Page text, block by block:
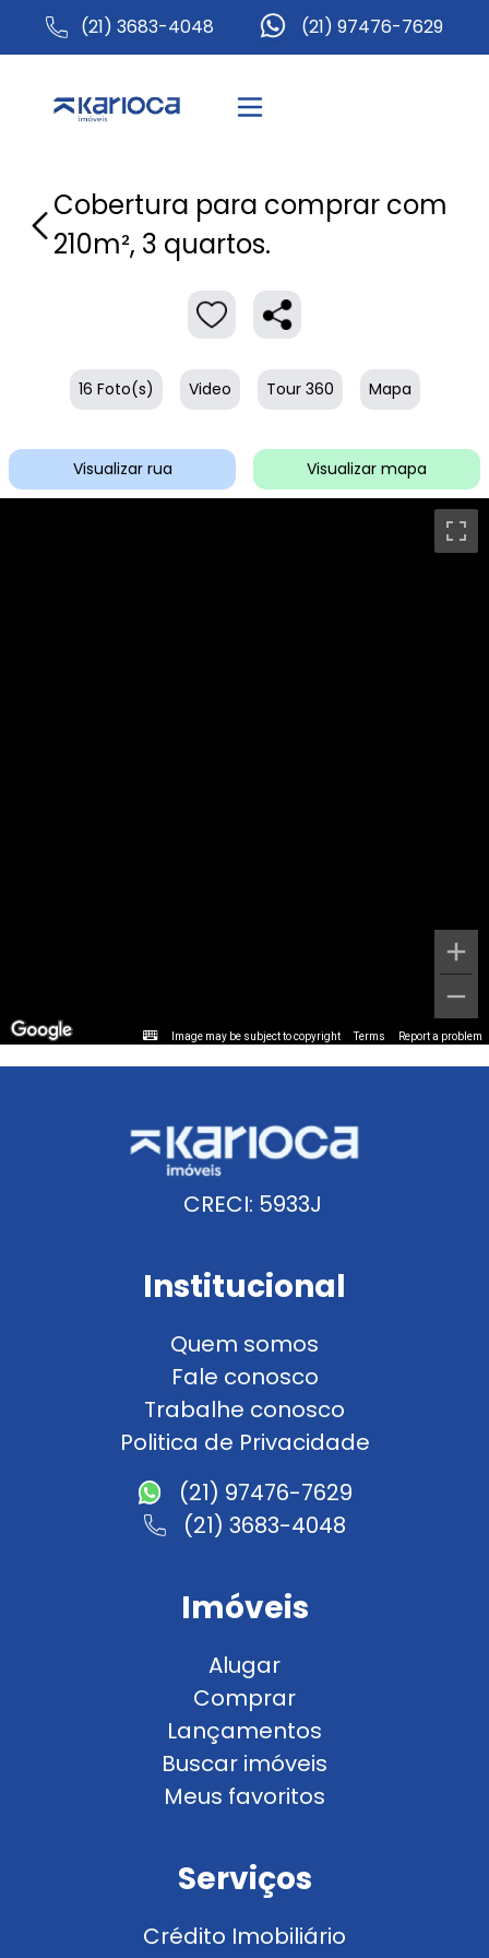
(21) 3683-4048 (21) 97476-7629
Cobertura para comprar com
210m², 3 quartos.
16 Foto(s) Video Tour 360 Mapa
Visualizar rua Visualizar mapa
Image may be subject to copyright Terms Report a problem
CRECI: 5933J
Institucional
Quem somos
Fale conosco
Trabalhe conosco
Politica de Privacidade
(21) 97476-7629
(21) 3683-4048
Imóveis
Alugar
Comprar
Lançamentos
Buscar imóveis
Meus favoritos
Serviços
Crédito Imobiliário